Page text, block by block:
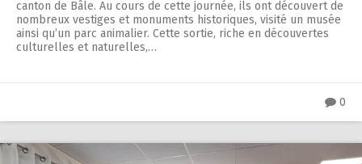
canton de Bâle. Au cours de cette journée, ils ont découvert de
nombreux vestiges et monuments historiques, visité un musée
ainsi qu’un parc animalier. Cette sortie, riche en découvertes
culturelles et naturelles,…
0